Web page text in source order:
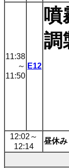
11:38
～
11:50
E12
噴
調
12:02 ～
12:14
昼休み